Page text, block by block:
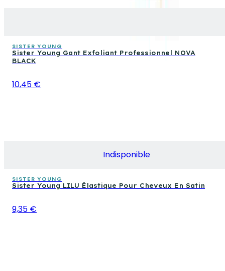
SISTER YOUNG
Sister Young Gant Exfoliant Professionnel NOVA
BLACK
10,45 €
Indisponible
SISTER YOUNG
Sister Young LILU Élastique Pour Cheveux En Satin
9,35 €